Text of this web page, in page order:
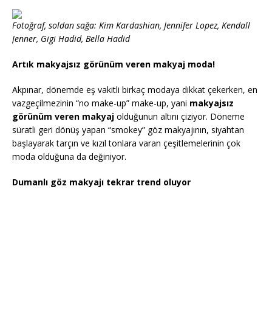
Fotoğraf, soldan sağa: Kim Kardashian, Jennifer Lopez, Kendall
Jenner, Gigi Hadid, Bella Hadid
Artık makyajsız görünüm veren makyaj moda!
Akpınar, dönemde eş vakitli birkaç modaya dikkat çekerken, en
vazgeçilmezinin “no make-up” make-up, yani makyajsız
görünüm veren makyaj olduğunun altını çiziyor. Döneme
süratli geri dönüş yapan “smokey” göz makyajının, siyahtan
başlayarak tarçın ve kızıl tonlara varan çeşitlemelerinin çok
moda olduğuna da değiniyor.
Dumanlı göz makyajı tekrar trend oluyor